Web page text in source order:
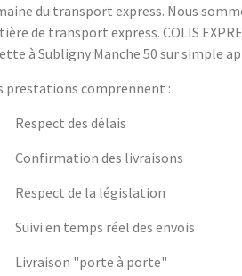
du transport express. Nous
de transport express. COLIS
à Subligny Manche 50 sur simple
prestations comprennent :
Respect des délais
Confirmation des livraisons
Respect de la législation
Suivi en temps réel des envois
Livraison "porte à porte"